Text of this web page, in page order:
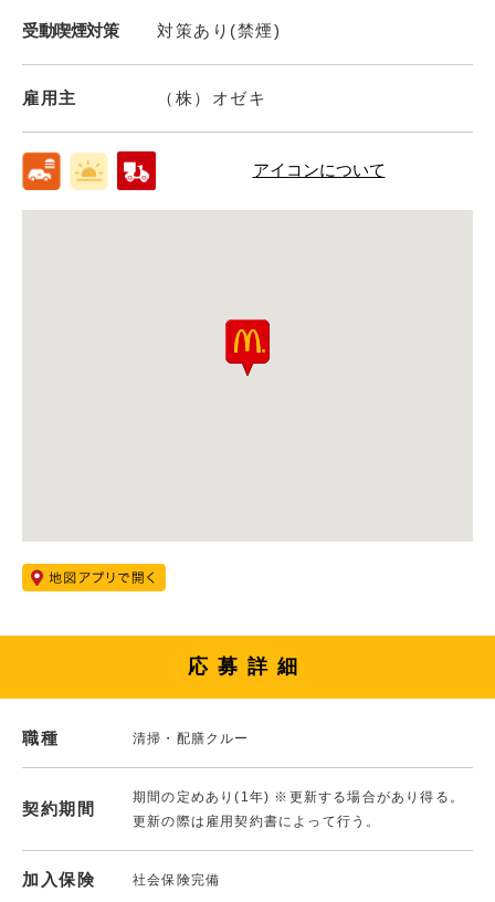
受動喫煙対策 対策あり(禁煙)
雇用主 （株）オゼキ
アイコンについて
応募詳細
職種 清掃・配膳クルー
契約期間
期間の定めあり(1年) ※更新する場合があり得る。
更新の際は雇用契約書によって行う。
加入保険 社会保険完備